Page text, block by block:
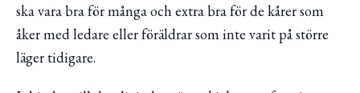
ska vara bra för många och extra bra för de kårer som
åker med ledare eller föräldrar som inte varit på större
läger tidigare.